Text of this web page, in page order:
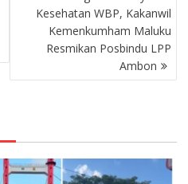
Kesehatan WBP, Kakanwil
Kemenkumham Maluku
Resmikan Posbindu LPP
Ambon